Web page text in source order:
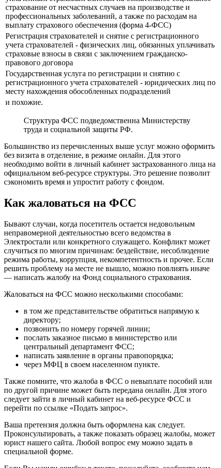
страхование от несчастных случаев на производстве и
профессиональных заболеваний, а также по расходам на
выплату страхового обеспечения (форма 4-ФСС)
Регистрация страхователей и снятие с регистрационного
учета страхователей - физических лиц, обязанных уплачивать
страховые взносы в связи с заключением гражданско-
правового договора
Государственная услуга по регистрации и снятию с
регистрационного учета страхователей - юридических лиц по
месту нахождения обособленных подразделений
и похожие.
Структура ФСС подведомственна Министерству
труда и социальной защиты РФ.
Большинство из перечисленных выше услуг можно оформить
без визита в отделение, в режиме онлайн. Для этого
необходимо войти в личный кабинет застрахованного лица на
официальном веб-ресурсе структуры. Это решение позволит
сэкономить время и упростит работу с фондом.
Как жаловаться на ФСС
Бывают случаи, когда посетитель остается недовольным
неправомерной деятельностью всего ведомства в
Электростали или конкретного служащего. Конфликт может
случиться по многим причинам: бездействие, несоблюдение
режима работы, коррупция, некомпетентность и прочее. Если
решить проблему на месте не вышло, можно повлиять иначе
— написать жалобу на Фонд социального страхования.
Жаловаться на ФСС можно несколькими способами:
в том же представительстве обратиться напрямую к
директору;
позвонить по номеру горячей линии;
послать заказное письмо в министерство или
центральный департамент ФСС;
написать заявление в органы правопорядка;
через МФЦ в своем населенном пункте.
Также помните, что жалоба в ФСС о невыплате пособий или
по другой причине может быть передана онлайн. Для этого
следует зайти в личный кабинет на веб-ресурсе ФСС и
перейти по ссылке «Подать запрос».
Ваша претензия должна быть оформлена как следует.
Проконсультировать, а также показать образец жалобы, может
юрист нашего сайта. Любой вопрос ему можно задать в
специальной форме.